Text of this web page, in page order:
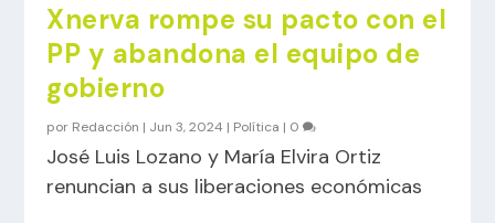
Xnerva rompe su pacto con el
PP y abandona el equipo de
gobierno
por Redacción | Jun 3, 2024 | Política | 0
José Luis Lozano y María Elvira Ortiz
renuncian a sus liberaciones económicas